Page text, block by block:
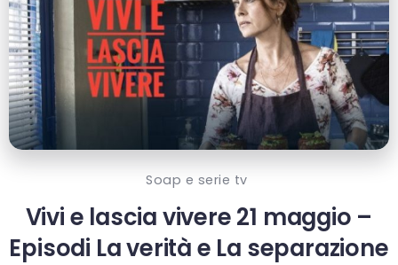
Soap e serie tv
Vivi e lascia vivere 21 maggio –
Episodi La verità e La separazione